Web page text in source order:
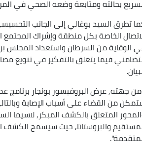
بحالته ومتابعة وضعه الصحي في
تطرق السيد بوغالي إلى الجانب
الخاصة بكل منطقة وإشراك
الوقاية من السرطان واستعداد المجلس
فيما يتعلق بالتفكير في تنويع
المتعلق بالكشف المبكر, لاسيما
والبروستاتا, حيث سيسمح الكشف